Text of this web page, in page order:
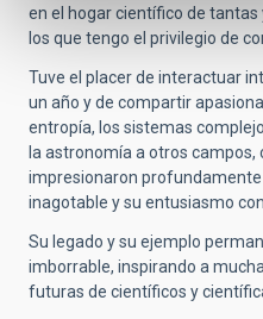
en el hogar científico de
los que tengo el privilegio de
Tuve el placer de interactuar
un año y de compartir
entropía, los sistemas
la astronomía a otros campos,
impresionaron
inagotable y su entusiasmo
Su legado y su ejemplo
imborrable, inspirando a
futuras de científicos y